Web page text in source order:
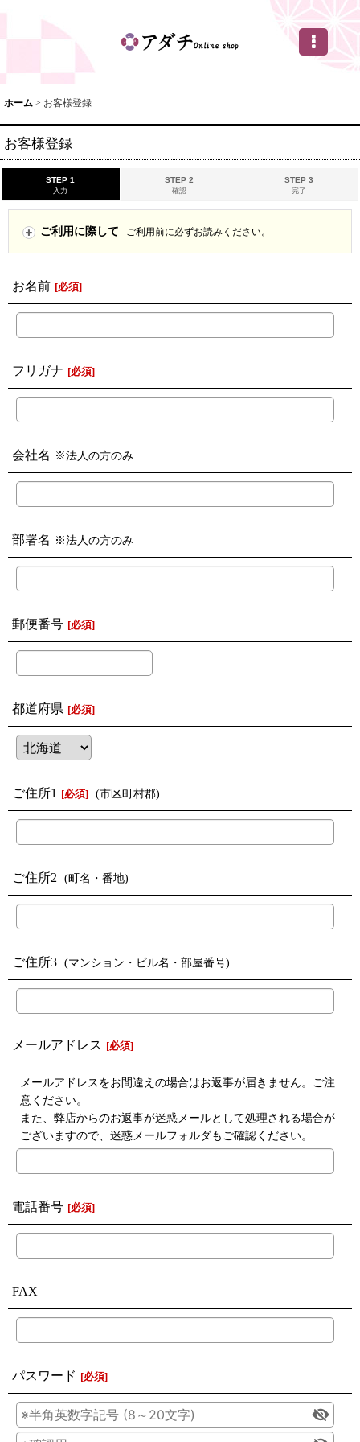
ホーム > お客様登録
お客様登録
STEP 1
入力
STEP 2
確認
STEP 3
完了
ご利用に際して ご利用前に必ずお読みください。
お名前 [必須]
フリガナ [必須]
会社名 ※法人の方のみ
部署名 ※法人の方のみ
郵便番号 [必須]
都道府県 [必須]
ご住所1 [必須] (市区町村郡)
ご住所2 (町名・番地)
ご住所3 (マンション・ビル名・部屋番号)
メールアドレス [必須]
メールアドレスをお間違えの場合はお返事が届きません。ご注
意ください。
また、弊店からのお返事が迷惑メールとして処理される場合が
ございますので、迷惑メールフォルダもご確認ください。
電話番号 [必須]
FAX
パスワード [必須]